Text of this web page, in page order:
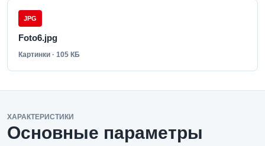
JPG
Foto6.jpg
Картинки · 105 КБ
ХАРАКТЕРИСТИКИ
Основные параметры